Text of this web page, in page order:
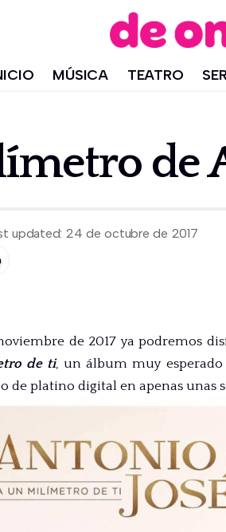
MÚSICA TEATRO
de
updated: 24 de octubre de 2017
de 2017 ya podremos
de ti, un álbum muy
de platino digital en apenas unas